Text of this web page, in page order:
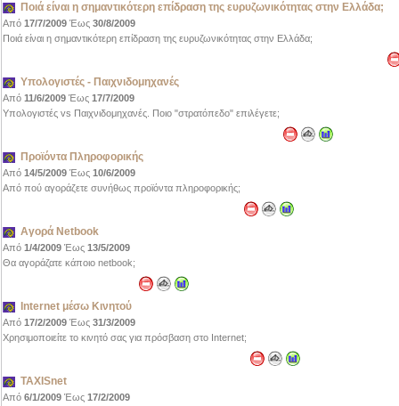
Ποιά είναι η σημαντικότερη επίδραση της ευρυζωνικότητας στην Ελλάδα;
Από 17/7/2009 Έως 30/8/2009
Ποιά είναι η σημαντικότερη επίδραση της ευρυζωνικότητας στην Ελλάδα;
Υπολογιστές - Παιχνιδομηχανές
Από 11/6/2009 Έως 17/7/2009
Υπολογιστές vs Παιχνιδομηχανές. Ποιο "στρατόπεδο" επιλέγετε;
Προϊόντα Πληροφορικής
Από 14/5/2009 Έως 10/6/2009
Από πού αγοράζετε συνήθως προϊόντα πληροφορικής;
Αγορά Νetbook
Από 1/4/2009 Έως 13/5/2009
Θα αγοράζατε κάποιο netbook;
Internet μέσω Κινητού
Από 17/2/2009 Έως 31/3/2009
Χρησιμοποιείτε το κινητό σας για πρόσβαση στο Internet;
TAXISnet
Από 6/1/2009 Έως 17/2/2009